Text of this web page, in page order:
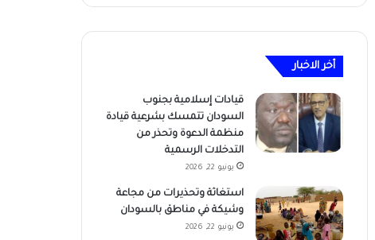
أخر الاخبار
قيادات إسلامية بجنوب
السودان تتمسك بشرعية قيادة
منظمة الدعوة وتحذر من
التدخلات الرسمية
يونيو 22, 2026
استغاثة وتحذيرات من مجاعة
وشيكة في مناطق بالسودان
يونيو 22, 2026